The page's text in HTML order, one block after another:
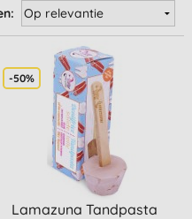
-50%
Lamazuna Tandpasta